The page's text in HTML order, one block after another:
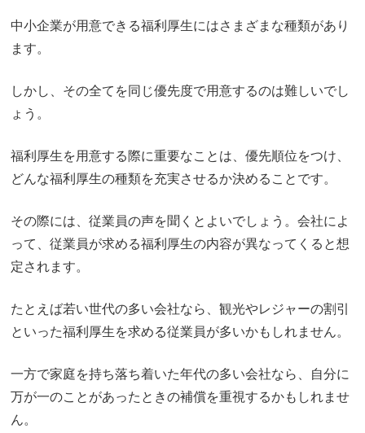
中小企業が用意できる福利厚生にはさまざまな種類があり
ます。
しかし、その全てを同じ優先度で用意するのは難しいでし
ょう。
福利厚生を用意する際に重要なことは、優先順位をつけ、
どんな福利厚生の種類を充実させるか決めることです。
その際には、従業員の声を聞くとよいでしょう。会社によ
って、従業員が求める福利厚生の内容が異なってくると想
定されます。
たとえば若い世代の多い会社なら、観光やレジャーの割引
といった福利厚生を求める従業員が多いかもしれません。
一方で家庭を持ち落ち着いた年代の多い会社なら、自分に
万が一のことがあったときの補償を重視するかもしれませ
ん。